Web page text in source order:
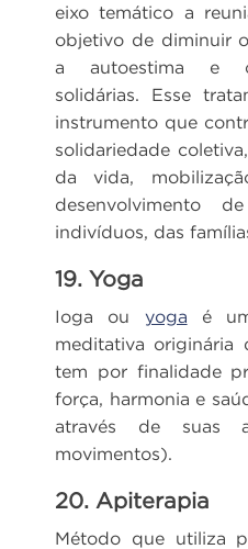
eixo temático a
objetivo de diminuir
a autoestima e
solidárias. Esse
instrumento que
solidariedade
da vida,
desenvolvimento
indivíduos, das
19. Yoga
Ioga ou yoga é
meditativa originária
tem por finalidade
força, harmonia e
através de suas
movimentos).
20. Apiterapia
Método que utiliza